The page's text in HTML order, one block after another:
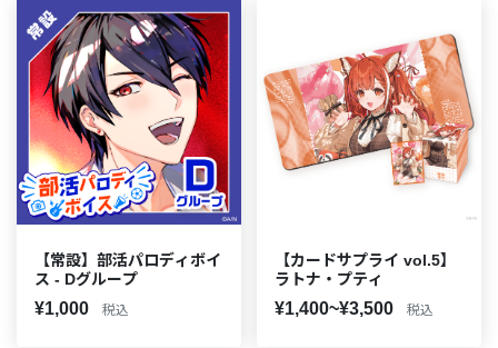
【常設】部活パロディボイ
ス - Dグループ
¥1,000 税込
【カードサプライ vol.5】
ラトナ・プティ
¥1,400~¥3,500 税込